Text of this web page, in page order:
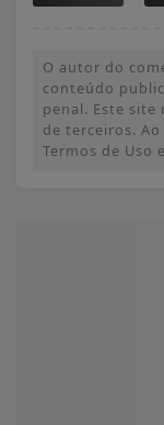
O autor do
conteúdo
penal. Este site
de terceiros.
Termos de Uso